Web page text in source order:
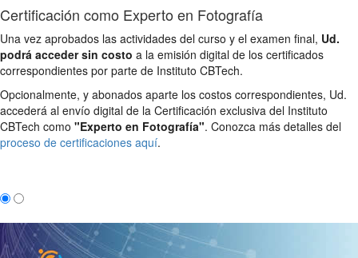
Certificación como Experto en Fotografía
Una vez aprobados las actividades del curso y el examen final, Ud.
podrá acceder sin costo a la emisión digital de los certificados
correspondientes por parte de Instituto CBTech.
Opcionalmente, y abonados aparte los costos correspondientes, Ud.
accederá al envío digital de la Certificación exclusiva del Instituto
CBTech como "Experto en Fotografía". Conozca más detalles del
proceso de certificaciones aquí.